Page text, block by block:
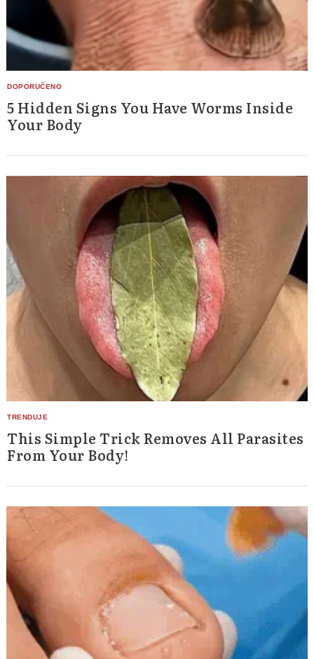
5 Hidden Signs You Have Worms Inside
Your Body
This Simple Trick Removes All Parasites
From Your Body!